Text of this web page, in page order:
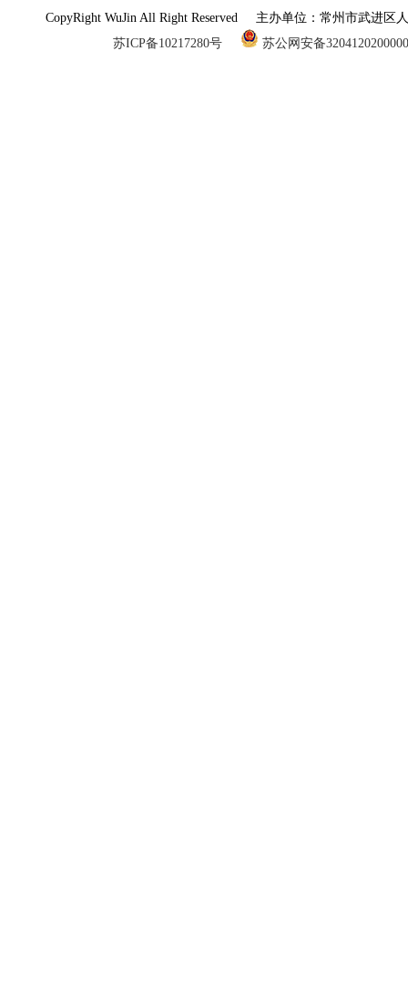
CopyRight WuJin All Right Reserved 主办单位：常州市武进
苏ICP备10217280号
苏公网安备